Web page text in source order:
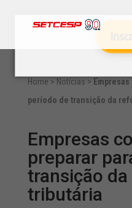
Home > Notícias >
período de transição da
Empresas
preparar
transição
tributária